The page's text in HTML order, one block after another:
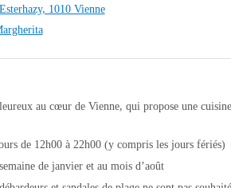
1010 Vienne
au cœur de Vienne, qui propose une
de 12h00 à 22h00 (y compris les jours fériés)
de janvier et au mois d’août